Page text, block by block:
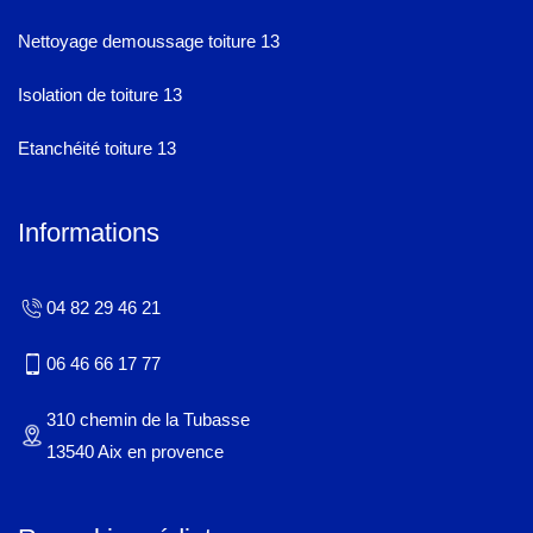
Nettoyage demoussage toiture 13
Isolation de toiture 13
Etanchéité toiture 13
Informations
04 82 29 46 21
06 46 66 17 77
310 chemin de la Tubasse
13540 Aix en provence